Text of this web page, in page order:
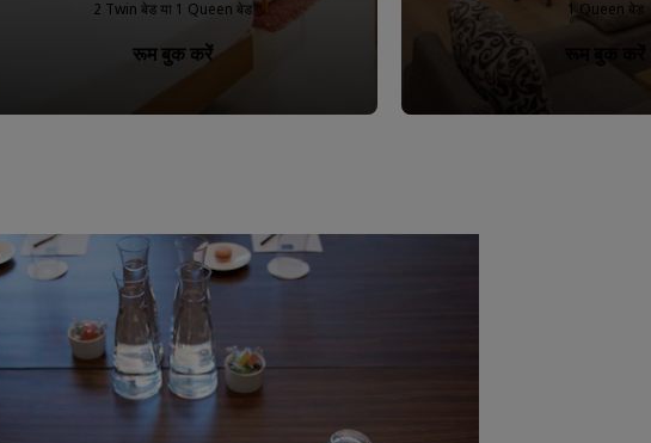
2 Twin बेड या 1 Queen बेड
रूम बुक करें
1 Queen बेड